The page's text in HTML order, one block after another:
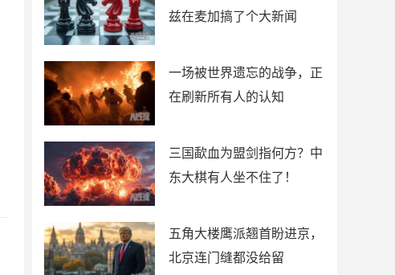
兹在麦加搞了个大新闻
一场被世界遗忘的战争，正
在刷新所有人的认知
三国歃血为盟剑指何方？中
东大棋有人坐不住了！
五角大楼鹰派翘首盼进京，
北京连门缝都没给留